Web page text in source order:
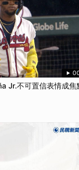
Jr.不可置信表情成焦